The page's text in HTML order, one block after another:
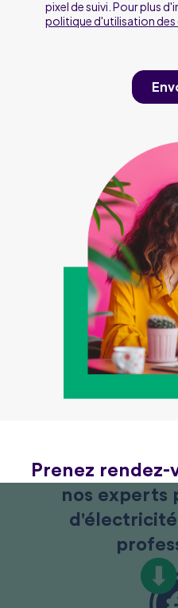
Prenez rendez-
nos experts